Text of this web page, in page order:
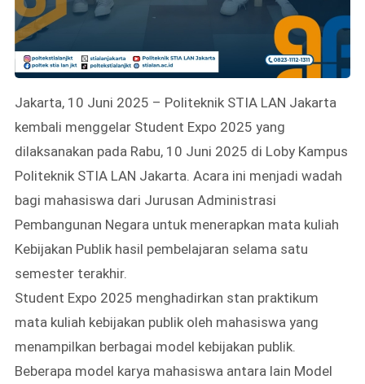
Jakarta, 10 Juni 2025 – Politeknik STIA LAN Jakarta
kembali menggelar Student Expo 2025 yang
dilaksanakan pada Rabu, 10 Juni 2025 di Loby Kampus
Politeknik STIA LAN Jakarta. Acara ini menjadi wadah
bagi mahasiswa dari Jurusan Administrasi
Pembangunan Negara untuk menerapkan mata kuliah
Kebijakan Publik hasil pembelajaran selama satu
semester terakhir.
Student Expo 2025 menghadirkan stan praktikum
mata kuliah kebijakan publik oleh mahasiswa yang
menampilkan berbagai model kebijakan publik.
Beberapa model karya mahasiswa antara lain Model